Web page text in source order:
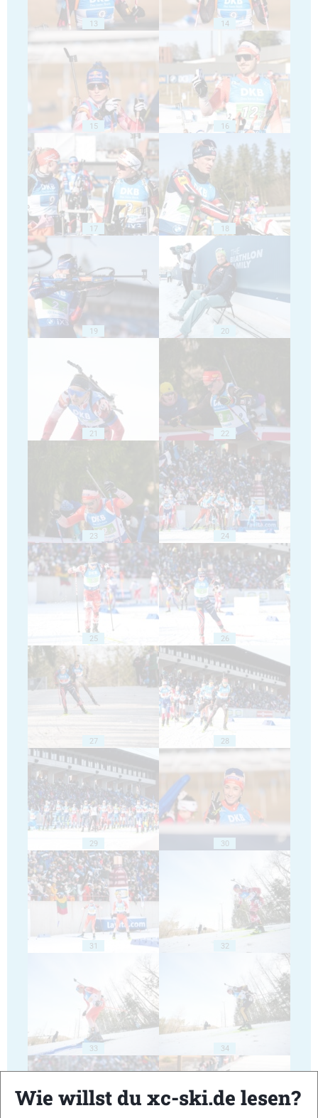
13 14
15 16
17 18
19 20
21 22
23 24
25 26
27 28
29 30
31 32
33 34
Wie willst du xc-ski.de lesen?